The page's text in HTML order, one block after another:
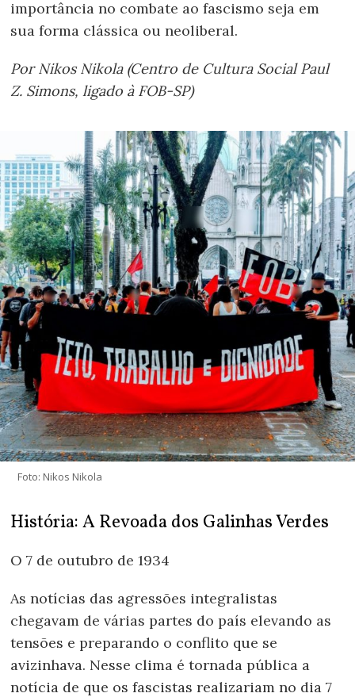
importância no combate ao fascismo seja em
sua forma clássica ou neoliberal.
Por Nikos Nikola (Centro de Cultura Social Paul
Z. Simons, ligado à FOB-SP)
Foto: Nikos Nikola
História: A Revoada dos Galinhas Verdes
O 7 de outubro de 1934
As notícias das agressões integralistas
chegavam de várias partes do país elevando as
tensões e preparando o conflito que se
avizinhava. Nesse clima é tornada pública a
notícia de que os fascistas realizariam no dia 7